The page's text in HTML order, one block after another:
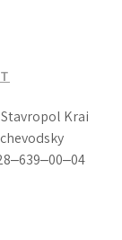
Krai